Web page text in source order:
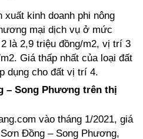
kinh doanh phi nông
mại dịch vụ ở mức
là 2,9 triệu đồng/m2, vị trí 3
Giá thấp nhất của loại đất
dụng cho đất vị trí 4.
– Song Phương trên thị
vào tháng 1/2021, giá
Đồng – Song Phương,